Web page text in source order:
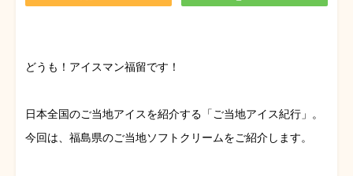
どうも！アイスマン福留です！
日本全国のご当地アイスを紹介する「ご当地アイス紀行」。
今回は、福島県のご当地ソフトクリームをご紹介します。